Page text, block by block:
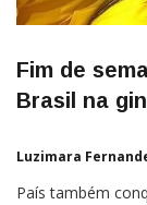
Fim de
Brasil na
Luzimara
País também